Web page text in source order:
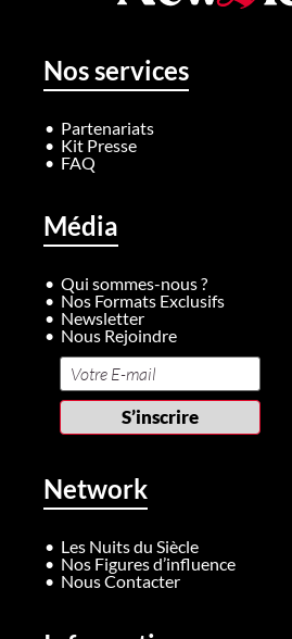
Nos services
Partenariats
Kit Presse
FAQ
Média
Qui sommes-nous ?
Nos Formats Exclusifs
Newsletter
Nous Rejoindre
Network
Les Nuits du Siècle
Nos Figures d’influence
Nous Contacter